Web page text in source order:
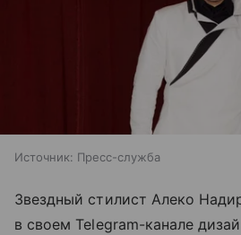
Источник: Пресс-служба
Звездный стилист Алеко
в своем Telegram-канале